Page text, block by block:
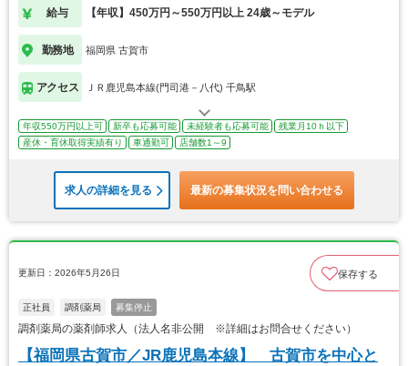
給与 【年収】450万円～550万円以上 24歳～モデル
勤務地 福岡県 古賀市
アクセス ＪＲ鹿児島本線(門司港－八代) 千鳥駅
年収550万円以上可 新卒も応募可能 未経験者も応募可能
残業月10ｈ以下
産休・育休取得実績有り
車通勤可 店舗数1～9
求人の詳細を見る 最新の募集状況を問い合わせる
更新日：2026年5月26日 保存する
正社員 調剤薬局 募集停止
調剤薬局の薬剤師求人（法人名非公開 ※詳細はお問合せください）
【福岡県古賀市／JR鹿児島本線】 古賀市を中心と